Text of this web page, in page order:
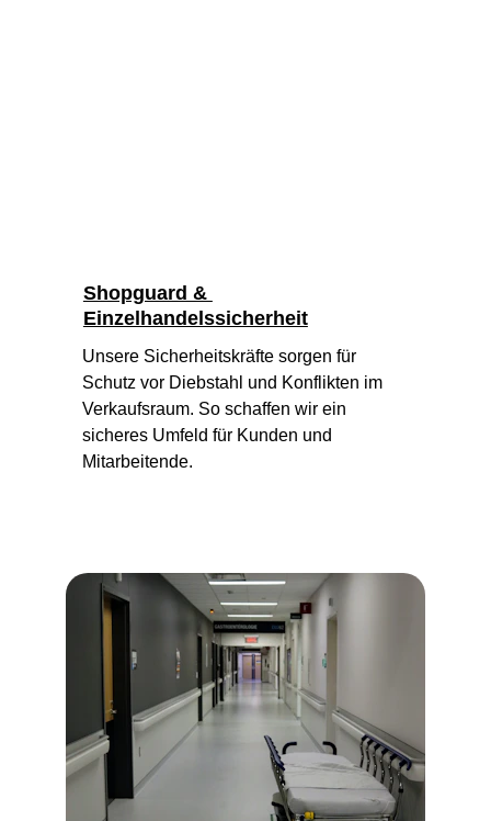
Shopguard &
Einzelhandelssicherheit
Unsere Sicherheitskräfte sorgen für
Schutz vor Diebstahl und Konflikten im
Verkaufsraum. So schaffen wir ein
sicheres Umfeld für Kunden und
Mitarbeitende.